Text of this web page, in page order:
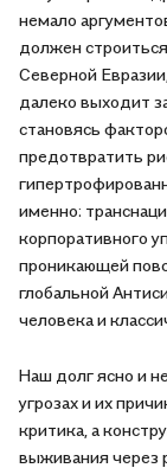
немало
должен
Северной
далеко выходит
становясь
предотвратить
именно:
корпоративного
проникающей
глобальной
человека и
Наш долг ясно и
угрозах и их
критика, а
выживания через